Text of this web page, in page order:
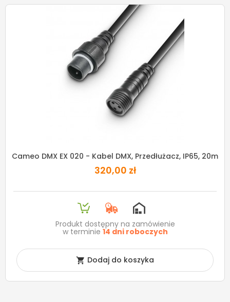
Cameo DMX EX 020 - Kabel DMX, Przedłużacz, IP65, 20m
320,00 zł
Produkt dostępny na zamówienie
w terminie 14 dni roboczych
 Dodaj do koszyka